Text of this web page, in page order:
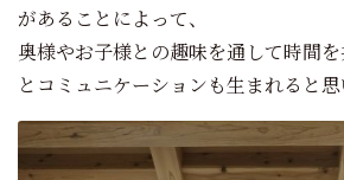
があることによって、
奥様やお子様との趣味を通して時間
とコミュニケーションも生まれると思